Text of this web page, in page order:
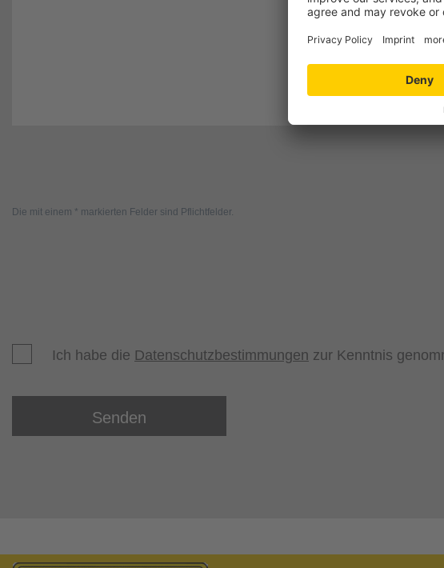
Die mit einem * markierten Felder sind Pflichtfelder.
Ich habe die Datenschutzbestimmungen zur Kenntnis
Senden